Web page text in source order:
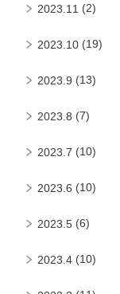
2023.11 (2)
2023.10 (19)
2023.9 (13)
2023.8 (7)
2023.7 (10)
2023.6 (10)
2023.5 (6)
2023.4 (10)